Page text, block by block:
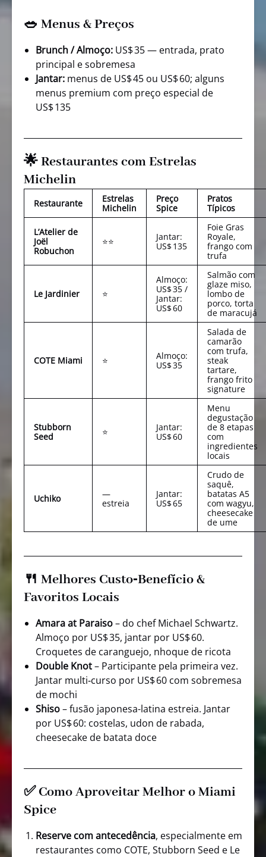
🥗 Menus & Preços
Brunch / Almoço: US$ 35 — entrada, prato
principal e sobremesa
Jantar: menus de US$ 45 ou US$ 60; alguns
menus premium com preço especial de
US$ 135
🌟 Restaurantes com Estrelas
Michelin
Restaurante
Estrelas
Michelin
Preço
Spice
Pratos
Típicos
L’Atelier de
Joël
Robuchon
⭐⭐
Jantar:
US$ 135
Foie Gras
Royale,
frango com
trufa
Le Jardinier ⭐
Almoço:
US$ 35 /
Jantar:
US$ 60
Salmão com
glaze miso,
lombo de
porco, torta
de maracujá
COTE Miami ⭐
Almoço:
US$ 35
Salada de
camarão
com trufa,
steak
tartare,
frango frito
signature
Stubborn
Seed
⭐
Jantar:
US$ 60
Menu
degustação
de 8 etapas
com
ingredientes
locais
Uchiko
—
estreia
Jantar:
US$ 65
Crudo de
saquê,
batatas A5
com wagyu,
cheesecake
de ume
🍴 Melhores Custo‑Benefício &
Favoritos Locais
Amara at Paraiso– do chef Michael Schwartz.
Almoço por US$ 35, jantar por US$ 60.
Croquetes de caranguejo, nhoque de ricota
Double Knot– Participante pela primeira vez.
Jantar multi‑curso por US$ 60 com sobremesa
de mochi
Shiso– fusão japonesa-latina estreia. Jantar
por US$ 60: costelas, udon de rabada,
cheesecake de batata doce
✅ Como Aproveitar Melhor o Miami
Spice
Reserve com antecedência, especialmente em
restaurantes como COTE, Stubborn Seed e Le